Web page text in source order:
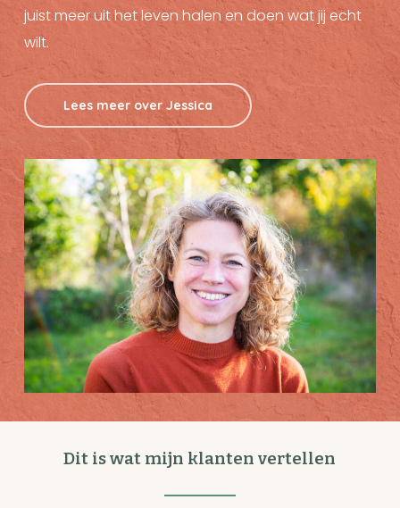
juist meer uit het leven halen en doen wat jij echt
wilt.
Lees meer over Jessica
Dit is wat mijn klanten vertellen